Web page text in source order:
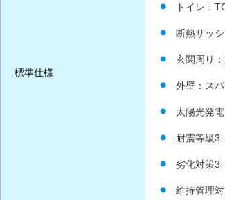
標準仕様
トイレ：
断熱サッ
玄関周り
外壁：ス
太陽光発電
耐震等級3
劣化対策3
維持管理